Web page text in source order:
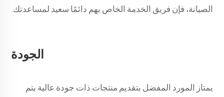
الصيانة، فإن فريق الخدمة الخاص بهم دائمًا سعيد لمساعدتك.
الجودة
يمتاز المورد المفضل بتقديم منتجات ذات جودة عالية يتم